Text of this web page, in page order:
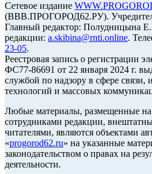
Сетевое издание
(ВВВ.ПРОГОРОД62.РУ).
Главный редактор: Полудницына
редакции: a.skibina@rnti.online.
23-05.
Реестровая запись о
ФС77-86691 от 22 января 2024 г.
службой по надзору в сфере
технологий и массовых
Любые материалы, размещенные на
сотрудниками редакции,
читателями, являются объектами
«progorod62.ru» на указанные
законодательством о правах на
деятельности.